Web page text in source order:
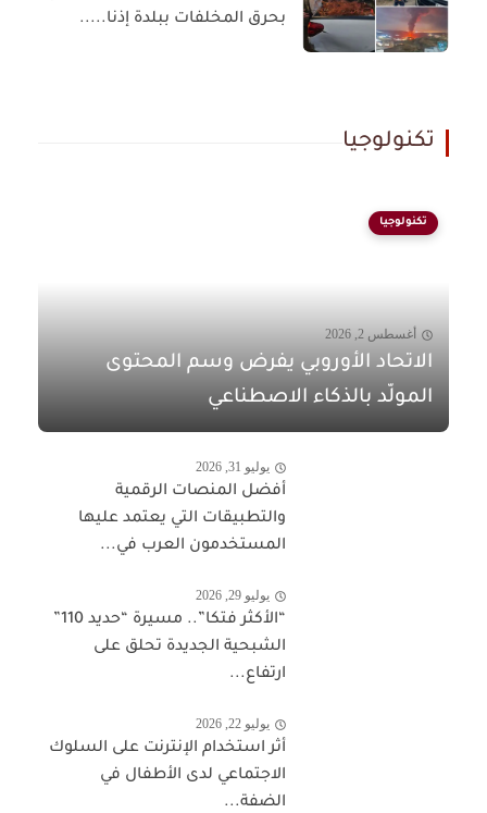
بحرق المخلفات ببلدة إذنا.....
تكنولوجيا
تكنولوجيا
أغسطس 2, 2026
الاتحاد الأوروبي يفرض وسم المحتوى
المولّد بالذكاء الاصطناعي
يوليو 31, 2026
أفضل المنصات الرقمية
والتطبيقات التي يعتمد عليها
المستخدمون العرب في...
يوليو 29, 2026
“الأكثر فتكا”.. مسيرة “حديد 110”
الشبحية الجديدة تحلق على
ارتفاع...
يوليو 22, 2026
أثر استخدام الإنترنت على السلوك
الاجتماعي لدى الأطفال في
الضفة...